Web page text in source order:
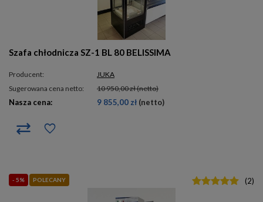
Szafa chłodnicza SZ-1 BL 80 BELISSIMA
Producent:
JUKA
Sugerowana cena netto:
10 950,00 zł(netto)
Nasza cena: 9 855,00 zł (netto)
- 5% POLECANY (2)